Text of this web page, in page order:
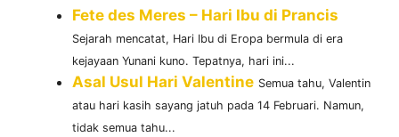
Fete des Meres – Hari Ibu di Prancis
Sejarah mencatat, Hari Ibu di Eropa bermula di era
kejayaan Yunani kuno. Tepatnya, hari ini...
Asal Usul Hari Valentine Semua tahu, Valentin
atau hari kasih sayang jatuh pada 14 Februari. Namun,
tidak semua tahu...